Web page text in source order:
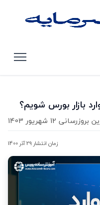
بازار بورس شویم؟
12 شهریور 1403
زمان انتشار 29 آذر 1400